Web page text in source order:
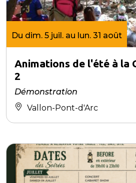
Du dim. 5 juil. au lun. 31 août
Animations de l'été à la
2
Démonstration
Vallon-Pont-d'Arc